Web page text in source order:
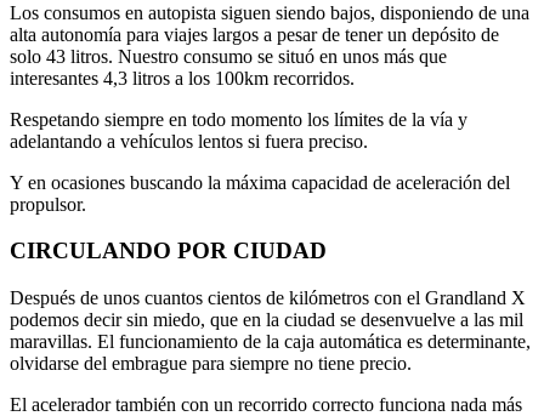
Los consumos en autopista siguen siendo bajos, disponiendo de una
alta autonomía para viajes largos a pesar de tener un depósito de
solo 43 litros. Nuestro consumo se situó en unos más que
interesantes 4,3 litros a los 100km recorridos.
Respetando siempre en todo momento los límites de la vía y
adelantando a vehículos lentos si fuera preciso.
Y en ocasiones buscando la máxima capacidad de aceleración del
propulsor.
CIRCULANDO POR CIUDAD
Después de unos cuantos cientos de kilómetros con el Grandland X
podemos decir sin miedo, que en la ciudad se desenvuelve a las mil
maravillas. El funcionamiento de la caja automática es determinante,
olvidarse del embrague para siempre no tiene precio.
El acelerador también con un recorrido correcto funciona nada más